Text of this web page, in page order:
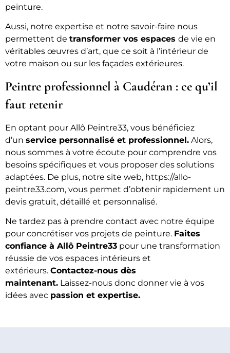
peinture.
Aussi, notre expertise et notre savoir-faire nous
permettent de transformer vos espaces de vie en
véritables œuvres d’art, que ce soit à l’intérieur de
votre maison ou sur les façades extérieures.
Peintre professionnel à Caudéran : ce qu’il
faut retenir
En optant pour Allô Peintre33, vous bénéficiez
d’un service personnalisé et professionnel. Alors,
nous sommes à votre écoute pour comprendre vos
besoins spécifiques et vous proposer des solutions
adaptées. De plus, notre site web, https://allo-
peintre33.com, vous permet d’obtenir rapidement un
devis gratuit, détaillé et personnalisé.
Ne tardez pas à prendre contact avec notre équipe
pour concrétiser vos projets de peinture. Faites
confiance à Allô Peintre33 pour une transformation
réussie de vos espaces intérieurs et
extérieurs. Contactez-nous dès
maintenant. Laissez-nous donc donner vie à vos
idées avec passion et expertise.